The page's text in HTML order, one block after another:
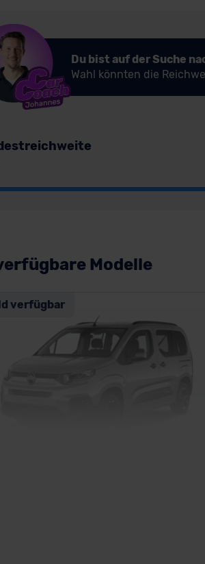
Du bist auf der Suche
Wahl könnten die
Modelle
verfügbar